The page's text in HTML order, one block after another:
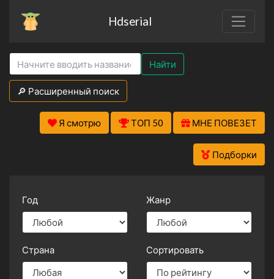
Hdserial
Найти
🔎 Расширенный поиск
Я смотрю ТОП 50 МНЕ ПОВЕЗЕТ
Подборки
Год Жанр
Страна Сортировать